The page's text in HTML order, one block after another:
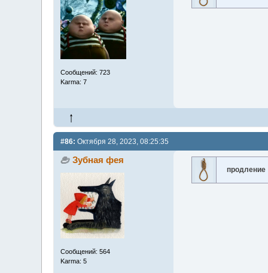
Сообщений: 723
Karma: 7
#86: Октября 28, 2023, 08:25:35
Зубная фея
Сообщений: 564
Karma: 5
продление